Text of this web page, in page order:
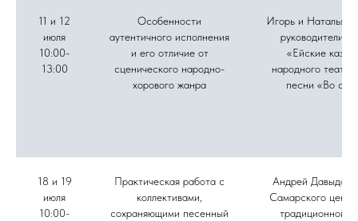
11 и 12
июля
10:00-
13:00
Особенности
аутентичного исполнения
и его отличие от
сценического народно-
хорового жанра
Игорь и Наталья
руководители
«Ейские
народного театра
песни «Во
18 и 19
июля
10:00-
Практическая работа с
коллективами,
сохраняющими песенный
Андрей Давыдов,
Самарского
традиционной